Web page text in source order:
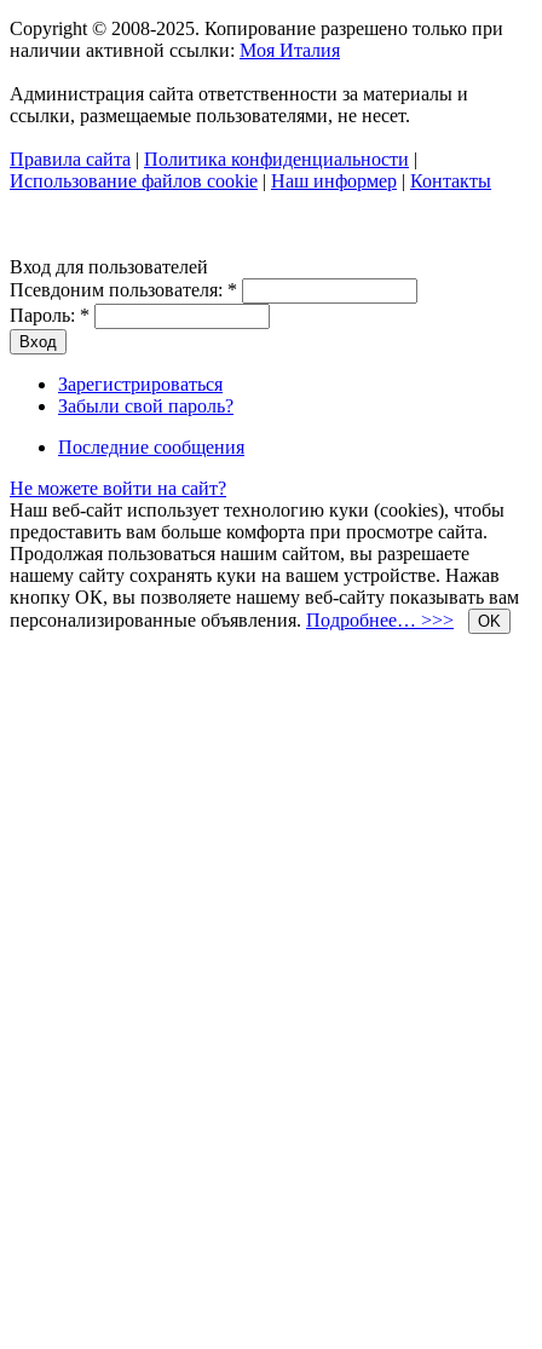
Copyright © 2008-2025. Копирование разрешено только при
наличии активной ссылки: Моя Италия
Администрация сайта ответственности за материалы и
ссылки, размещаемые пользователями, не несет.
Правила сайта | Политика конфиденциальности |
Использование файлов cookie | Наш информер | Контакты
Вход для пользователей
Псевдоним пользователя: *
Пароль: *
Зарегистрироваться
Забыли свой пароль?
Последние сообщения
Не можете войти на сайт?
Наш веб-сайт использует технологию куки (cookies), чтобы
предоставить вам больше комфорта при просмотре сайта.
Продолжая пользоваться нашим сайтом, вы разрешаете
нашему сайту сохранять куки на вашем устройстве. Нажав
кнопку ОК, вы позволяете нашему веб-сайту показывать вам
персонализированные объявления. Подробнее… >>> OK